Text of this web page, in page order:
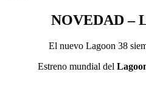
NOVEDAD –
El nuevo Lagoon 38
Estreno mundial del